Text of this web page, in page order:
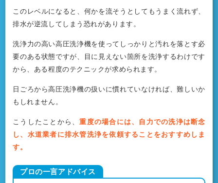
このレベルになると、何かを流そうとしてもうまく流れず、
排水が逆流してしまう恐れがあります。
洗浄力の高い高圧洗浄機を使ってしっかりと汚れを落とす必
要のある状態ですが、目に見えない箇所を洗浄するわけです
から、ある程度のテクニックが求められます。
日ごろから高圧洗浄機の扱いに慣れていなければ、難しいか
もしれません。
こうしたことから、重度の場合には、自力での洗浄は断念
し、水道業者に排水管洗浄を依頼することをおすすめしま
す。